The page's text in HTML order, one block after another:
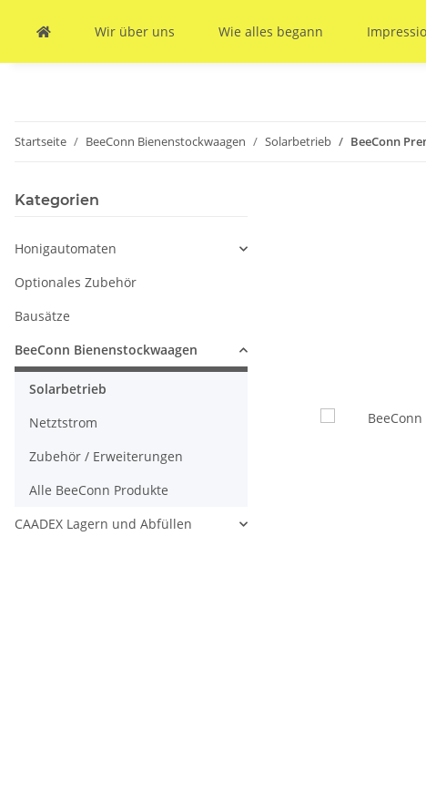
Wir über uns Wie alles begann
Startseite BeeConn Bienenstockwaagen Solarbetrieb BeeConn
Kategorien
Honigautomaten
Optionales Zubehör
Bausätze
BeeConn Bienenstockwaagen
Solarbetrieb
Netztstrom
Zubehör / Erweiterungen
Alle BeeConn Produkte
CAADEX Lagern und Abfüllen